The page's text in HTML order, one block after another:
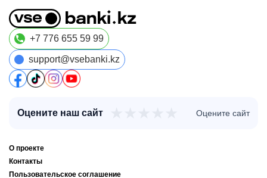
+7 776 655 59 99
support@vsebanki.kz
Оцените наш сайт Оцените сайт
О проекте
Контакты
Пользовательское соглашение